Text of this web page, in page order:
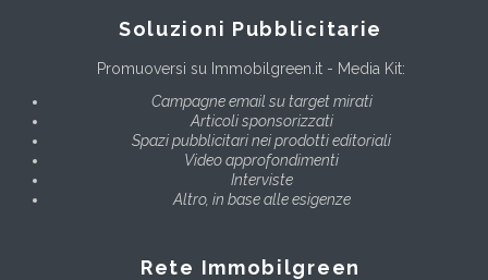
Soluzioni Pubblicitarie
Promuoversi su Immobilgreen.it - Media Kit:
Campagne email su target mirati
Articoli sponsorizzati
Spazi pubblicitari nei prodotti editoriali
Video approfondimenti
Interviste
Altro, in base alle esigenze
Rete Immobilgreen